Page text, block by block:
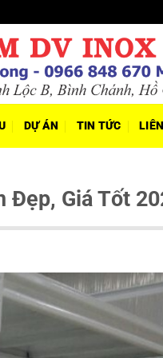
DỰ ÁN TIN TỨC
Đẹp, Giá Tốt